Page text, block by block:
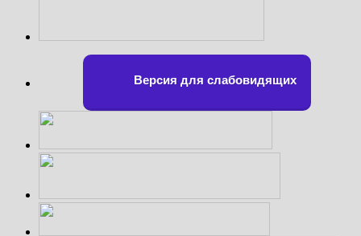
Версия для слабовидящих